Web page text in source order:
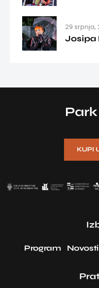
29 srpnja,
Josipa
Park
KUPI
Program Novosti